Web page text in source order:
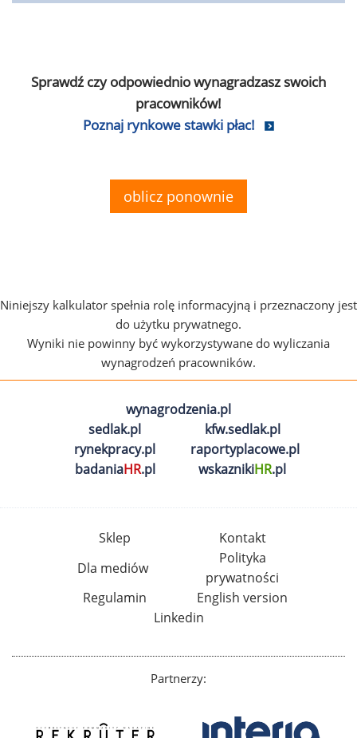
Sprawdź czy odpowiednio wynagradzasz swoich
pracowników!
Poznaj rynkowe stawki płac!
oblicz ponownie
Niniejszy kalkulator spełnia rolę informacyjną i przeznaczony jest
do użytku prywatnego.
Wyniki nie powinny być wykorzystywane do wyliczania
wynagrodzeń pracowników.
wynagrodzenia.pl
sedlak.pl
kfw.sedlak.pl
rynekpracy.pl
raportyplacowe.pl
badaniaHR.pl wskaznikiHR.pl
Sklep
Kontakt
Dla mediów
Polityka
prywatności
Regulamin
English version
Linkedin
Partnerzy: